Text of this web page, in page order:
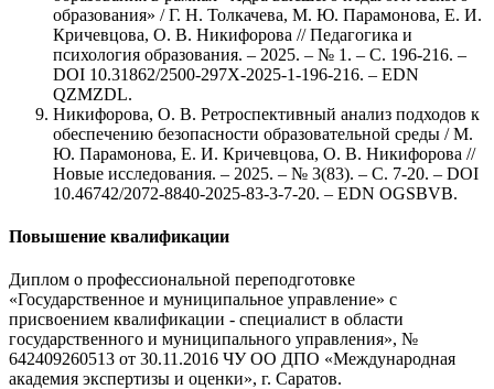
образования» / Г. Н. Толкачева, М. Ю. Парамонова, Е. И.
Кричевцова, О. В. Никифорова // Педагогика и
психология образования. – 2025. – № 1. – С. 196-216. –
DOI 10.31862/2500-297X-2025-1-196-216. – EDN
QZMZDL.
Никифорова, О. В. Ретроспективный анализ подходов к
обеспечению безопасности образовательной среды / М.
Ю. Парамонова, Е. И. Кричевцова, О. В. Никифорова //
Новые исследования. – 2025. – № 3(83). – С. 7-20. – DOI
10.46742/2072-8840-2025-83-3-7-20. – EDN OGSBVB.
Повышение квалификации
Диплом о профессиональной переподготовке
«Государственное и муниципальное управление» с
присвоением квалификации - специалист в области
государственного и муниципального управления», №
642409260513 от 30.11.2016 ЧУ ОО ДПО «Международная
академия экспертизы и оценки», г. Саратов.